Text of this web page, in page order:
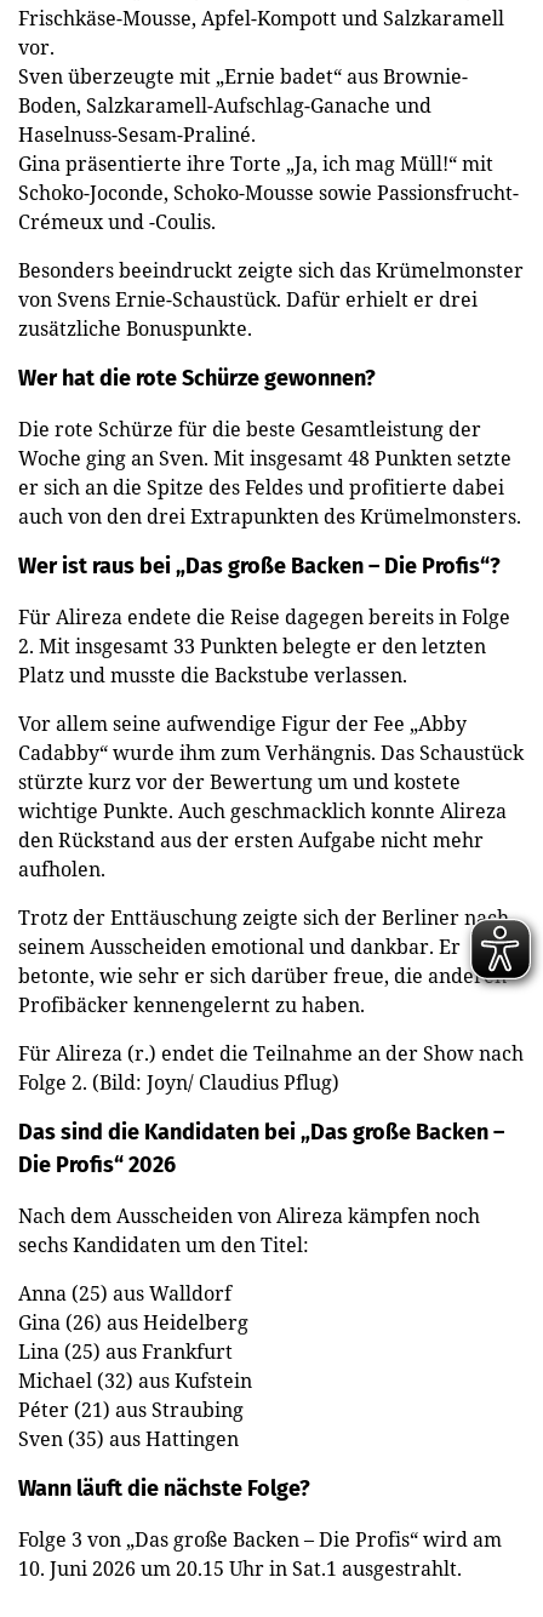
Frischkäse-Mousse, Apfel-Kompott und Salzkaramell
vor.
Sven überzeugte mit „Ernie badet“ aus Brownie-
Boden, Salzkaramell-Aufschlag-Ganache und
Haselnuss-Sesam-Praliné.
Gina präsentierte ihre Torte „Ja, ich mag Müll!“ mit
Schoko-Joconde, Schoko-Mousse sowie Passionsfrucht-
Crémeux und -Coulis.
Besonders beeindruckt zeigte sich das Krümelmonster
von Svens Ernie-Schaustück. Dafür erhielt er drei
zusätzliche Bonuspunkte.
Wer hat die rote Schürze gewonnen?
Die rote Schürze für die beste Gesamtleistung der
Woche ging an Sven. Mit insgesamt 48 Punkten setzte
er sich an die Spitze des Feldes und profitierte dabei
auch von den drei Extrapunkten des Krümelmonsters.
Wer ist raus bei „Das große Backen – Die Profis“?
Für Alireza endete die Reise dagegen bereits in Folge
2. Mit insgesamt 33 Punkten belegte er den letzten
Platz und musste die Backstube verlassen.
Vor allem seine aufwendige Figur der Fee „Abby
Cadabby“ wurde ihm zum Verhängnis. Das Schaustück
stürzte kurz vor der Bewertung um und kostete
wichtige Punkte. Auch geschmacklich konnte Alireza
den Rückstand aus der ersten Aufgabe nicht mehr
aufholen.
Trotz der Enttäuschung zeigte sich der Berliner nach
seinem Ausscheiden emotional und dankbar. Er
betonte, wie sehr er sich darüber freue, die anderen
Profibäcker kennengelernt zu haben.
Für Alireza (r.) endet die Teilnahme an der Show nach
Folge 2. (Bild: Joyn/ Claudius Pflug)
Das sind die Kandidaten bei „Das große Backen –
Die Profis“ 2026
Nach dem Ausscheiden von Alireza kämpfen noch
sechs Kandidaten um den Titel:
Anna (25) aus Walldorf
Gina (26) aus Heidelberg
Lina (25) aus Frankfurt
Michael (32) aus Kufstein
Péter (21) aus Straubing
Sven (35) aus Hattingen
Wann läuft die nächste Folge?
Folge 3 von „Das große Backen – Die Profis“ wird am
10. Juni 2026 um 20.15 Uhr in Sat.1 ausgestrahlt.